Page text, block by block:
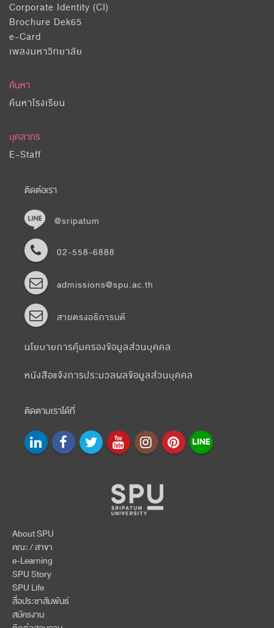
Corporate Identity (CI)
Brochure Dek65
e-Card
เพลงมหาวิทยาลัย
ค้นหา
ค้นหาโรงเรียน
บุคลากร
E-Staff
ติดต่อเรา
@sripatum
02-558-6888
admissions@spu.ac.th
สายตรงอธิการบดี
นโยบายการคุ้มครองข้อมูลส่วนบุคคล
หนังสือแจ้งการประมวลผลข้อมูลส่วนบุคคล
ติดตามเราได้ที่
About SPU
คณะ / สาขา
e-Learning
SPU Story
SPU Life
สื่อประชาสัมพันธ์
สมัครงาน